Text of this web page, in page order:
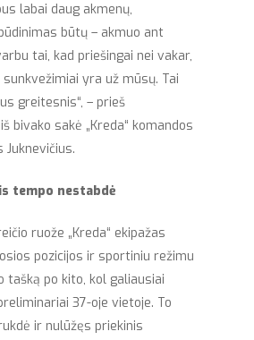
labai daug akmenų,
būtų – akmuo ant
tai, kad priešingai nei vakar,
yra už mūsų. Tai
greitesnis“, – prieš
bivako sakė „Kreda“ komandos
tempo nestabdė
ruože „Kreda“ ekipažas
pozicijos ir sportiniu režimu
tašką po kito, kol galiausiai
37-oje vietoje. To
ir nulūžęs priekinis